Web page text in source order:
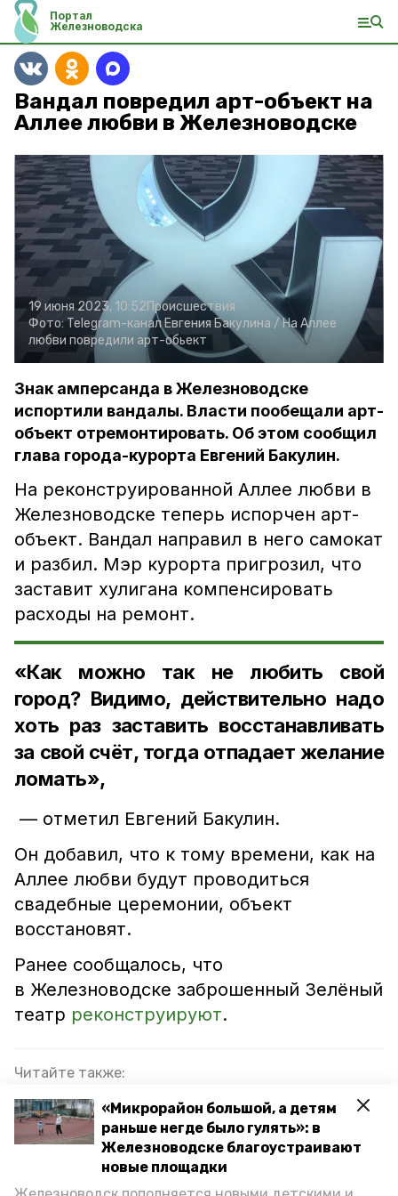
«Микрорайон большой, а детям
раньше негде было гулять»: в
Железноводске благоустраивают
новые площадки
Портал
Железноводска
Вандал повредил арт-объект на
Аллее любви в Железноводске
19 июня 2023, 10:52Происшествия
Фото: Telegram-канал Евгения Бакулина / На Аллее
любви повредили арт-обьект
Знак амперсанда в Железноводске
испортили вандалы. Власти пообещали арт-
объект отремонтировать. Об этом сообщил
глава города-курорта Евгений Бакулин.
На реконструированной Аллее любви в
Железноводске теперь испорчен арт-
объект. Вандал направил в него самокат
и разбил. Мэр курорта пригрозил, что
заставит хулигана компенсировать
расходы на ремонт.
«Как можно так не любить свой
город? Видимо, действительно надо
хоть раз заставить восстанавливать
за свой счёт, тогда отпадает желание
ломать»,
— отметил Евгений Бакулин.
Он добавил, что к тому времени, как на
Аллее любви будут проводиться
свадебные церемонии, объект
восстановят.
Ранее сообщалось, что
в Железноводске заброшенный Зелёный
театр реконструируют.
Читайте также:
Вандал срезал архитектурную подсветку на
терренкуре в Железноводске
Аллея любви пострадала от рук школьника-